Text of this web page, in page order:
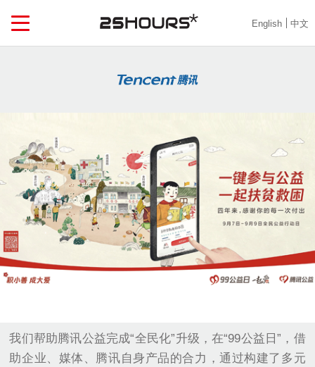
English 中文
我们帮助腾讯公益完成“全民化”升级，在“99公益日”，借
助企业、媒体、腾讯自身产品的合力，通过构建了多元